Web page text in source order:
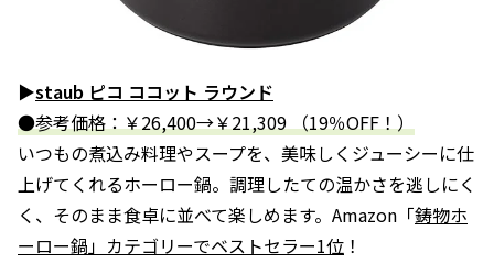
▶staub ピコ ココット ラウンド
●参考価格：￥26,400→￥21,309 （19％OFF！）
いつもの煮込み料理やスープを、美味しくジューシーに仕
上げてくれるホーロー鍋。調理したての温かさを逃しにく
く、そのまま食卓に並べて楽しめます。Amazon「鋳物ホ
ーロー鍋」カテゴリーでベストセラー1位 ！